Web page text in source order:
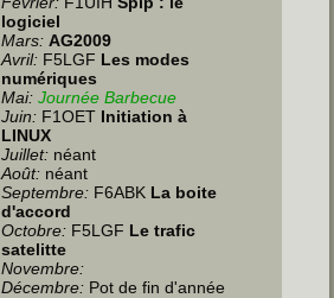
logiciel
Mars:AG2009
Avril: F5LGF Les modes
numériques
Mai: Journée Barbecue
Juin: F1OET Initiation à
LINUX
Juillet: néant
Août: néant
Septembre: F6ABK La boite
d'accord
Octobre: F5LGF Le trafic
satelitte
Novembre:
Décembre: Pot de fin d'année